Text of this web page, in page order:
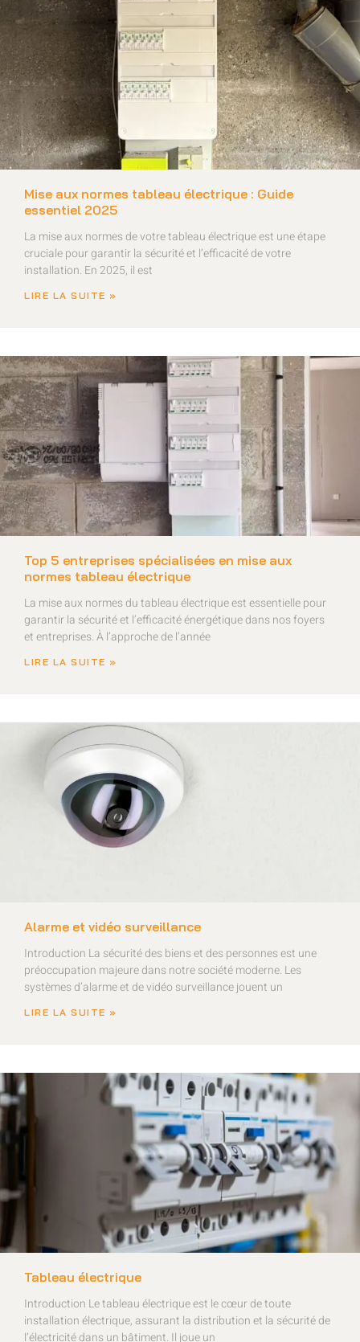
Mise aux normes tableau électrique : Guide
essentiel 2025
La mise aux normes de votre tableau électrique est une étape
cruciale pour garantir la sécurité et l’efficacité de votre
installation. En 2025, il est
LIRE LA SUITE »
Top 5 entreprises spécialisées en mise aux
normes tableau électrique
La mise aux normes du tableau électrique est essentielle pour
garantir la sécurité et l’efficacité énergétique dans nos foyers
et entreprises. À l’approche de l’année
LIRE LA SUITE »
Alarme et vidéo surveillance
Introduction La sécurité des biens et des personnes est une
préoccupation majeure dans notre société moderne. Les
systèmes d’alarme et de vidéo surveillance jouent un
LIRE LA SUITE »
Tableau électrique
Introduction Le tableau électrique est le cœur de toute
installation électrique, assurant la distribution et la sécurité de
l’électricité dans un bâtiment. Il joue un